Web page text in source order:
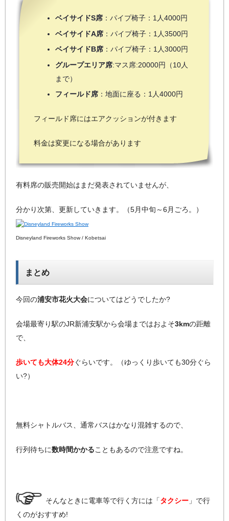
ベイサイドS席 ：パイプ椅子：1人4000円
ベイサイドA席 ：パイプ椅子：1人3500円
ベイサイドB席 ：パイプ椅子：1人3000円
グループエリア席:マス席:20000円（10人
まで）
フィールド席 ：地面に座る：1人4000円
フィールド席にはエアクッションが付きます
料金は変更になる場合があります
有料席の販売開始はまだ発表されていませんが、
分かり次第、更新していきます。（5月中旬～6月ごろ。）
Disneyland Fireworks Show / Kobetsai
まとめ
今回の浦安市花火大会についてはどうでしたか?
会場最寄り駅のJR新浦安駅から会場まではおよそ3kmの距離
で、
歩いても大体24分ぐらいです。（ゆっくり歩いても30分ぐら
い?）
無料シャトルバス、通常バスはかなり混雑するので、
行列待ちに数時間かかることもあるので注意ですね。
そんなときに電車等で行く方には「タクシー 」で行
くのがおすすめ!